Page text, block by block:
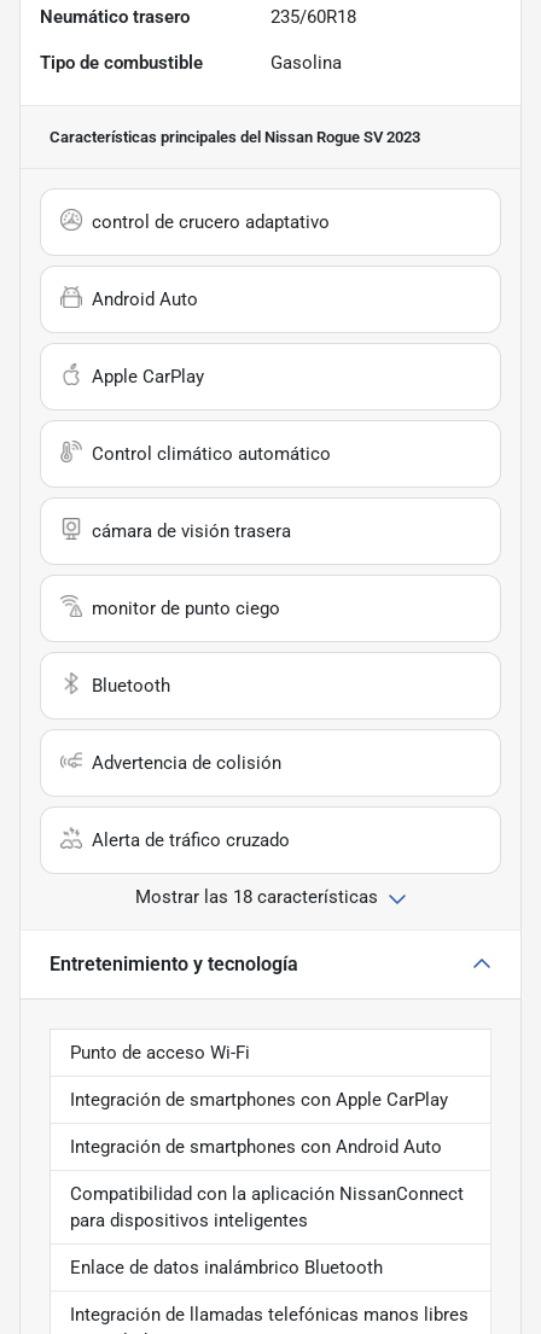
Neumático trasero 235/60R18
Tipo de combustible Gasolina
Características principales del Nissan Rogue SV 2023
control de crucero adaptativo
Android Auto
Apple CarPlay
Control climático automático
cámara de visión trasera
monitor de punto ciego
Bluetooth
Advertencia de colisión
Alerta de tráfico cruzado
Mostrar las 18 características
Entretenimiento y tecnología
Punto de acceso Wi-Fi
Integración de smartphones con Apple CarPlay
Integración de smartphones con Android Auto
Compatibilidad con la aplicación NissanConnect
para dispositivos inteligentes
Enlace de datos inalámbrico Bluetooth
Integración de llamadas telefónicas manos libres